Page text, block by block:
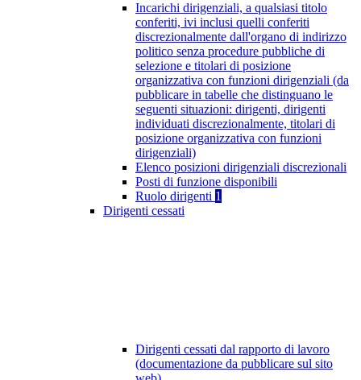
Incarichi dirigenziali, a qualsiasi titolo
conferiti, ivi inclusi quelli conferiti
discrezionalmente dall'organo di indirizzo
politico senza procedure pubbliche di
selezione e titolari di posizione
organizzativa con funzioni dirigenziali (da
pubblicare in tabelle che distinguano le
seguenti situazioni: dirigenti, dirigenti
individuati discrezionalmente, titolari di
posizione organizzativa con funzioni
dirigenziali)
Elenco posizioni dirigenziali discrezionali
Posti di funzione disponibili
Ruolo dirigenti 1
Dirigenti cessati
Dirigenti cessati dal rapporto di lavoro
(documentazione da pubblicare sul sito